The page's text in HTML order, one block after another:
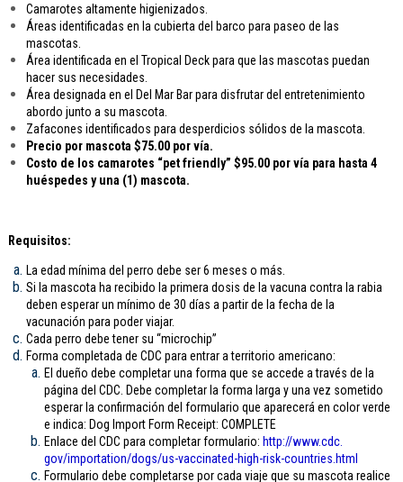
Camarotes altamente higienizados.
Áreas identificadas en la cubierta del barco para paseo de las
mascotas.
Área identificada en el Tropical Deck para que las mascotas puedan
hacer sus necesidades.
Área designada en el Del Mar Bar para disfrutar del entretenimiento
abordo junto a su mascota.
Zafacones identificados para desperdicios sólidos de la mascota.
Precio por mascota $75.00 por vía.
Costo de los camarotes “pet friendly” $95.00 por vía para hasta 4
huéspedes y una (1) mascota.
Requisitos:
La edad mínima del perro debe ser 6 meses o más.
Si la mascota ha recibido la primera dosis de la vacuna contra la rabia
deben esperar un mínimo de 30 días a partir de la fecha de la
vacunación para poder viajar.
Cada perro debe tener su “microchip”
Forma completada de CDC para entrar a territorio americano:
El dueño debe completar una forma que se accede a través de la
página del CDC. Debe completar la forma larga y una vez sometido
esperar la confirmación del formulario que aparecerá en color verde
e indica: Dog Import Form Receipt: COMPLETE
Enlace del CDC para completar formulario: http://www.cdc.
gov/importation/dogs/us-vaccinated-high-risk-countries.html
Formulario debe completarse por cada viaje que su mascota realice